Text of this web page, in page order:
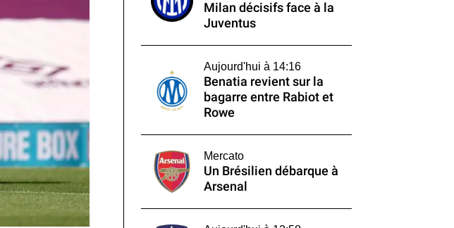
Milan décisifs face à la
Juventus
Aujourd'hui à 14:16
Benatia revient sur la
bagarre entre Rabiot et
Rowe
Mercato
Un Brésilien débarque à
Arsenal